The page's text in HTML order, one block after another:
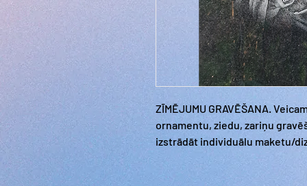
ZĪMĒJUMU GRAVĒŠANA.
ornamentu, ziedu, zariņu
izstrādāt individuālu maketu/